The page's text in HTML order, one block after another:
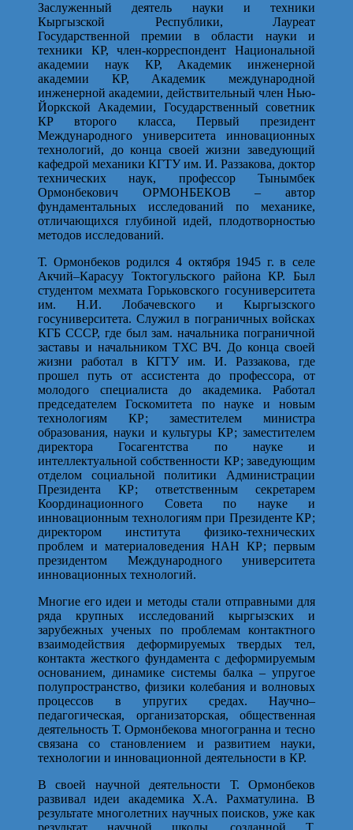
Заслуженный деятель науки и техники
Кыргызской Республики, Лауреат
Государственной премии в области науки и
техники КР, член-корреспондент Национальной
академии наук КР, Академик инженерной
академии КР, Академик международной
инженерной академии, действительный член Нью-
Йоркской Академии, Государственный советник
КР второго класса, Первый президент
Международного университета инновационных
технологий, до конца своей жизни заведующий
кафедрой механики КГТУ им. И. Раззакова, доктор
технических наук, профессор Тынымбек
Ормонбекович ОРМОНБЕКОВ – автор
фундаментальных исследований по механике,
отличающихся глубиной идей, плодотворностью
методов исследований.
Т. Ормонбеков родился 4 октября 1945 г. в селе
Акчий–Карасуу Токтогульского района КР. Был
студентом мехмата Горьковского госуниверситета
им. Н.И. Лобачевского и Кыргызского
госуниверситета. Служил в пограничных войсках
КГБ СССР, где был зам. начальника пограничной
заставы и начальником ТХС ВЧ. До конца своей
жизни работал в КГТУ им. И. Раззакова, где
прошел путь от ассистента до профессора, от
молодого специалиста до академика. Работал
председателем Госкомитета по науке и новым
технологиям КР; заместителем министра
образования, науки и культуры КР; заместителем
директора Госагентства по науке и
интеллектуальной собственности КР; заведующим
отделом социальной политики Администрации
Президента КР; ответственным секретарем
Координационного Совета по науке и
инновационным технологиям при Президенте КР;
директором института физико-технических
проблем и материаловедения НАН КР; первым
президентом Международного университета
инновационных технологий.
Многие его идеи и методы стали отправными для
ряда крупных исследований кыргызских и
зарубежных ученых по проблемам контактного
взаимодействия деформируемых твердых тел,
контакта жесткого фундамента с деформируемым
основанием, динамике системы балка – упругое
полупространство, физики колебания и волновых
процессов в упругих средах. Научно–
педагогическая, организаторская, общественная
деятельность Т. Ормонбекова многогранна и тесно
связана со становлением и раз­витием науки,
технологии и инновационной деятельности в КР.
В своей научной деятельности Т. Ормонбеков
развивал идеи академика Х.А. Рахматулина. В
результате многолетних научных поисков, уже как